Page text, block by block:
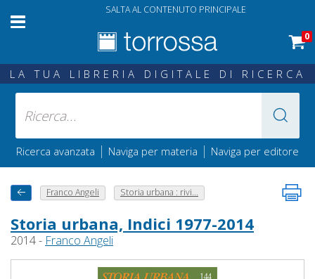
SALTA AL CONTENUTO PRINCIPALE
0
LA TUA LIBRERIA DIGITALE DI RICERCA
Ricerca avanzata | Naviga per materia | Naviga per editore
Franco Angeli Storia urbana : rivi...
Storia urbana, Indici 1977-2014
2014 - Franco Angeli